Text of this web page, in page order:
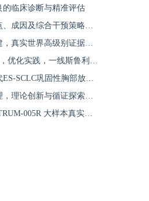
临床诊断与精准评估
当代女性生殖健康难点、成因及综合干预策略——魏晗
政策赋能循证体系构建，真实世界高级别证据夯实斯鲁利单抗一线治疗广泛期小细胞肺癌临床地位
江冠铭教授: 破局脑转，优化实践，一线斯鲁利单抗联合化疗为小细胞肺癌脑转移患者带来颅内与全身双重获益
陈华林教授：免疫时代ES-SCLC巩固性胸部放疗再添真实世界循证依据——cTRT可独立改善患者生存获益
聚焦心律失常全程管理，理论创新与循证探索共筑诊疗新格局
循证闭环再升级！ASTRUM-005R 大样本真实世界研究，解锁斯鲁利单抗 ES-SCLC 全程管理新方案